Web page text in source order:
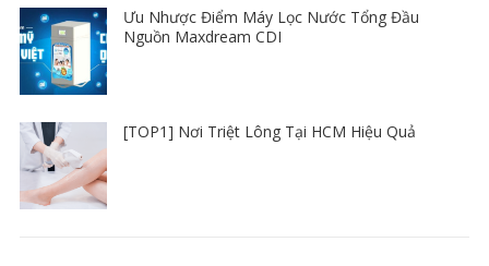
Ưu Nhược Điểm Máy Lọc Nước Tổng Đầu
Nguồn Maxdream CDI
[TOP1] Nơi Triệt Lông Tại HCM Hiệu Quả